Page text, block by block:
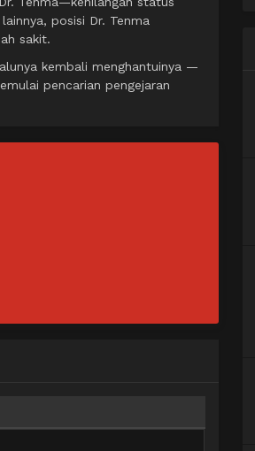
posisi Dr. Tenma
sakit.
kembali menghantuinya —
pencarian pengejaran